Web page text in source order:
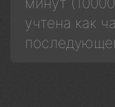
учтена как